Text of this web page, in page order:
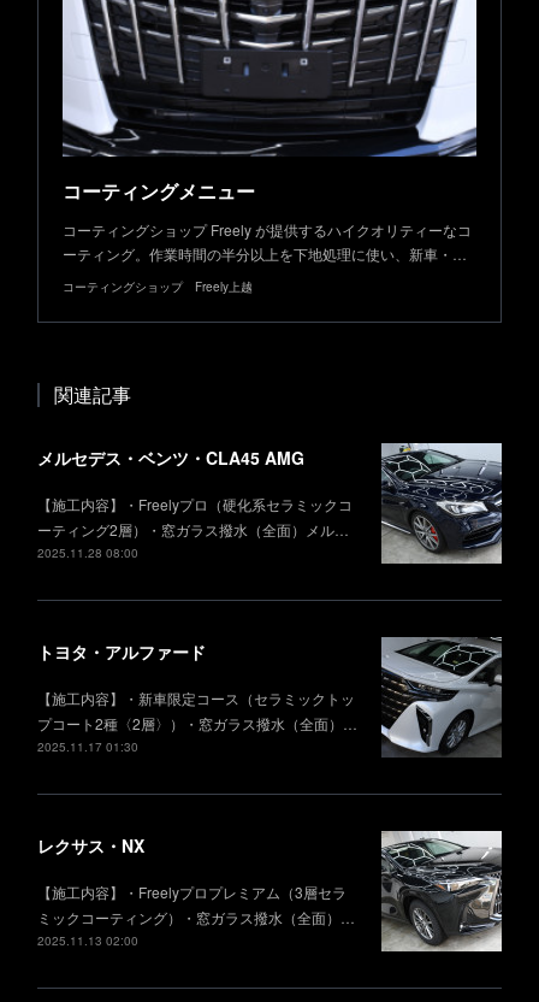
コーティングメニュー
コーティングショップ Freely が提供するハイクオリティーなコ
ーティング。作業時間の半分以上を下地処理に使い、新車・…
コーティングショップ Freely上越
関連記事
メルセデス・ベンツ・CLA45 AMG
【施工内容】・Freelyプロ（硬化系セラミックコ
ーティング2層）・窓ガラス撥水（全面）メル…
2025.11.28 08:00
トヨタ・アルファード
【施工内容】・新車限定コース（セラミックトッ
プコート2種〈2層〉）・窓ガラス撥水（全面）…
2025.11.17 01:30
レクサス・NX
【施工内容】・Freelyプロプレミアム（3層セラ
ミックコーティング）・窓ガラス撥水（全面）…
2025.11.13 02:00